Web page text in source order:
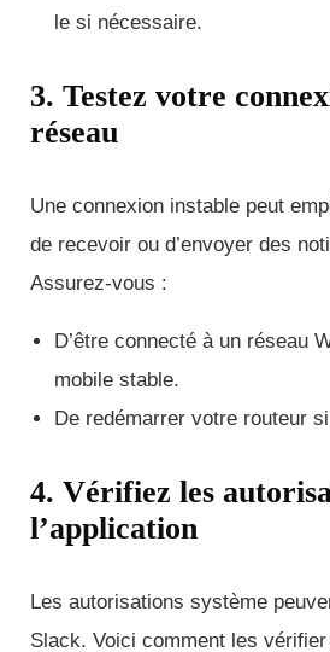
le si nécessaire.
3. Testez votre
réseau
Une connexion instable peut
de recevoir ou d’envoyer des
Assurez-vous :
D’être connecté à un réseau
mobile stable.
De redémarrer votre routeur
4. Vérifiez les
l’application
Les autorisations système
Slack. Voici comment les vérifier